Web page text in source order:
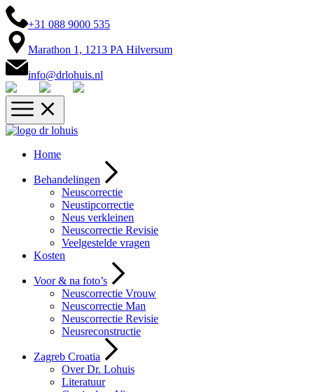
+31 088 9000 535
Marathon 1, 1213 PA Hilversum
info@drlohuis.nl
Home
Behandelingen
Neuscorrectie
Neustipcorrectie
Neus verkleinen
Neuscorrectie Revisie
Veelgestelde vragen
Kosten
Voor & na foto’s
Neuscorrectie Vrouw
Neuscorrectie Man
Neuscorrectie Revisie
Neusreconstructie
Zagreb Croatia
Over Dr. Lohuis
Literatuur